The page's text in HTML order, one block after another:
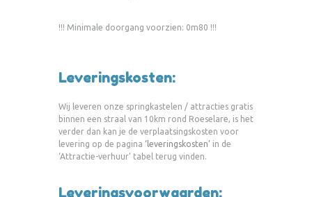
!!! Minimale doorgang voorzien: 0m80 !!!
Leveringskosten:
Wij leveren onze springkastelen / attracties gratis
binnen een straal van 10km rond Roeselare, is het
verder dan kan je de verplaatsingskosten voor
levering op de pagina ‘leveringskosten’ in de
‘Attractie-verhuur’ tabel terug vinden.
Leveringsvoorwaarden: